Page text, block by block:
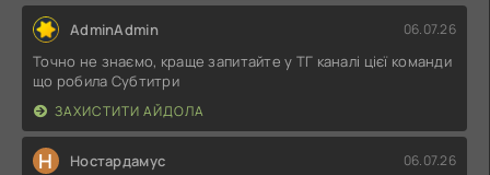
AdminAdmin 06.07.26
Точно не знаємо, краще запитайте у ТГ каналі цієї команди
що робила Субтитри
ЗАХИСТИТИ АЙДОЛА
Н Ностардамус 06.07.26